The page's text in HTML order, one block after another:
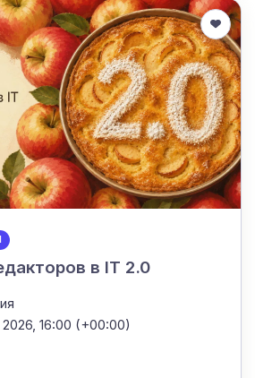
в IT 2.0
2026, 16:00 (+00:00)